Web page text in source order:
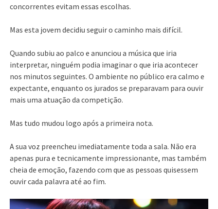
concorrentes evitam essas escolhas.
Mas esta jovem decidiu seguir o caminho mais difícil.
Quando subiu ao palco e anunciou a música que iria
interpretar, ninguém podia imaginar o que iria acontecer
nos minutos seguintes. O ambiente no público era calmo e
expectante, enquanto os jurados se preparavam para ouvir
mais uma atuação da competição.
Mas tudo mudou logo após a primeira nota.
A sua voz preencheu imediatamente toda a sala. Não era
apenas pura e tecnicamente impressionante, mas também
cheia de emoção, fazendo com que as pessoas quisessem
ouvir cada palavra até ao fim.